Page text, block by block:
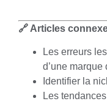
🔗 Articles
Les erreurs
d’une
Identifier la
Les